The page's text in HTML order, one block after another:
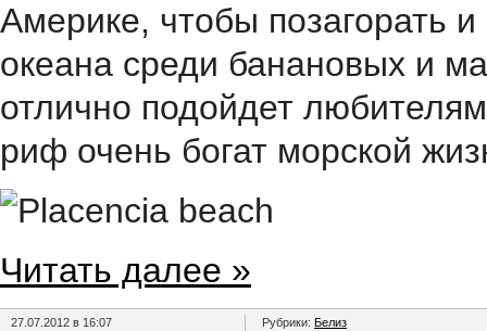
Америке, чтобы позагорать
океана среди банановых и
отлично подойдет
риф очень богат морской
Читать далее »
27.07.2012 в 16:07 Рубрики: Белиз